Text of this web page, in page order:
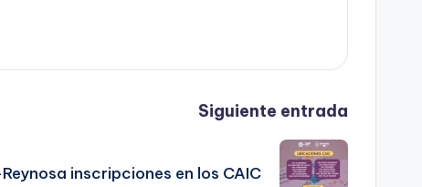
Siguiente entrada
inscripciones en los CAIC